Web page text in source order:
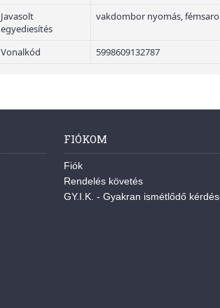
Javasolt
egyediesítés
vakdombor nyomás,
Vonalkód 5998609132787
FIÓKOM
Fiók
Rendelés követés
GY.I.K. - Gyakran ismétlődő